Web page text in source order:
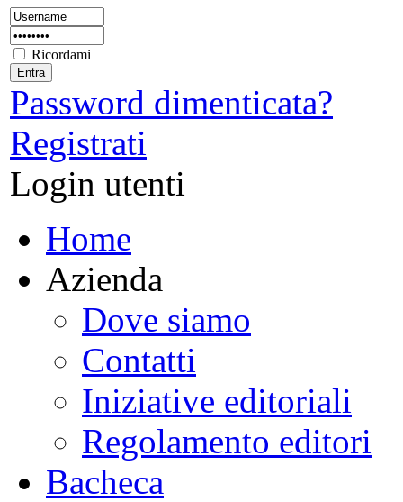
Ricordami
Password dimenticata?
Registrati
Login utenti
Home
Azienda
Dove siamo
Contatti
Iniziative editoriali
Regolamento editori
Bacheca